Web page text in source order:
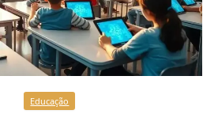
Educação